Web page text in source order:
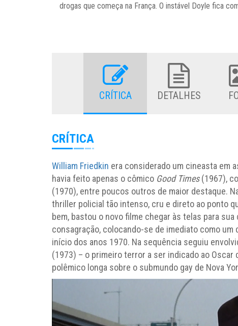
drogas que começa na França. O instável Doyle fica
CRÍTICA DETALHES
CRÍTICA
William Friedkin era considerado um cineasta em
havia feito apenas o cômico Good Times(1967),
(1970), entre poucos outros de maior destaque.
thriller policial tão intenso, cru e direto ao ponto
bem, bastou o novo filme chegar às telas para
consagração, colocando-se de imediato como
início dos anos 1970. Na sequência seguiu
(1973) – o primeiro terror a ser indicado ao Oscar
polêmico longa sobre o submundo gay de Nova